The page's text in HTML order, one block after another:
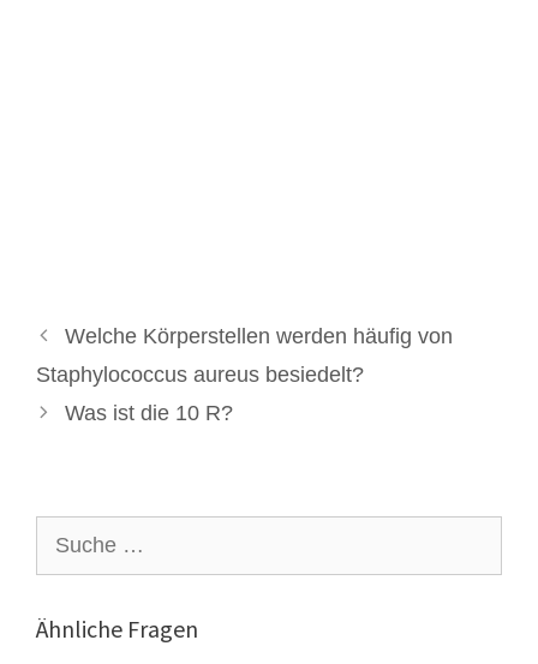
Welche Körperstellen werden häufig von
Staphylococcus aureus besiedelt?
Was ist die 10 R?
nach:
Ähnliche Fragen